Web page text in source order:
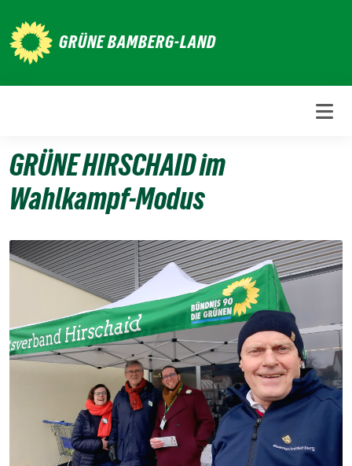
zum
Inhalt
GRÜNE BAMBERG-LAND
GRÜNE HIRSCHAID im
Wahlkampf-Modus
Februar
2026